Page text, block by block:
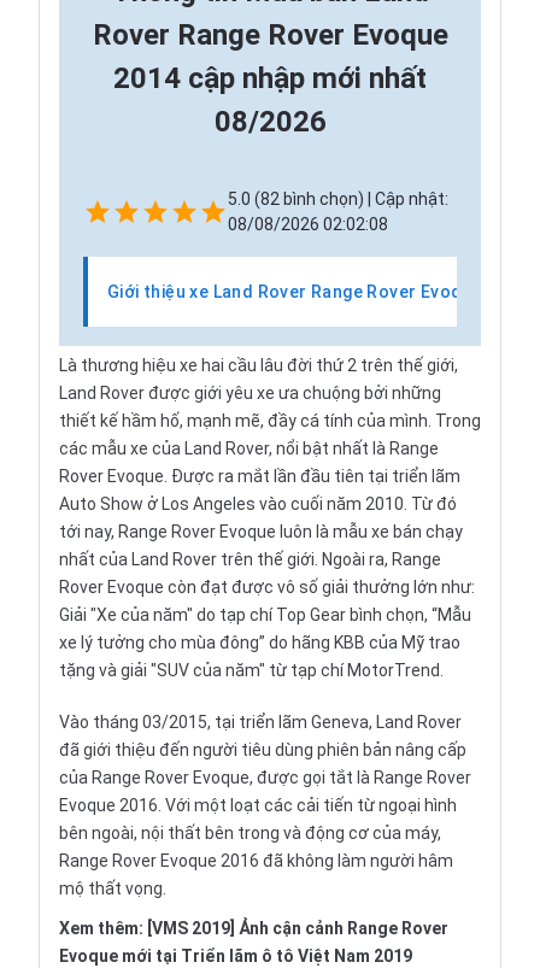
Rover Range Rover Evoque
2014 cập nhập mới nhất
08/2026
5.0 (82 bình chọn) | Cập nhật:
08/08/2026 02:02:08
Giới thiệu xe Land Rover Range Rover Evoque
Là thương hiệu xe hai cầu lâu đời thứ 2 trên thế giới,
Land Roverđược giới yêu xe ưa chuộng bởi những
thiết kế hầm hố, mạnh mẽ, đầy cá tính của mình. Trong
các mẫu xe của Land Rover, nổi bật nhất là Range
Rover Evoque. Được ra mắt lần đầu tiên tại triển lãm
Auto Show ở Los Angeles vào cuối năm 2010. Từ đó
tới nay, Range Rover Evoque luôn là mẫu xe bán chạy
nhất của Land Rover trên thế giới. Ngoài ra, Range
Rover Evoque còn đạt được vô số giải thưởng lớn như:
Giải "Xe của năm" do tạp chí Top Gear bình chọn, “Mẫu
xe lý tưởng cho mùa đông” do hãng KBB của Mỹ trao
tặng và giải "SUVcủa năm" từ tạp chí MotorTrend.
Vào tháng 03/2015, tại triển lãm Geneva, Land Rover
đã giới thiệu đến người tiêu dùng phiên bản nâng cấp
của Range Rover Evoque, được gọi tắt là Range Rover
Evoque 2016. Với một loạt các cải tiến từ ngoại hình
bên ngoài, nội thất bên trong và động cơ của máy,
Range Rover Evoque 2016 đã không làm người hâm
mộ thất vọng.
Xem thêm: [VMS 2019] Ảnh cận cảnh Range Rover
Evoque mới tại Triển lãm ô tô Việt Nam 2019